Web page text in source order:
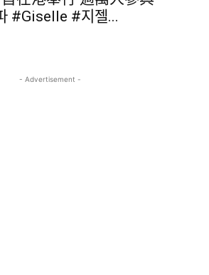
#Giselle #지젤...
- Advertisement -